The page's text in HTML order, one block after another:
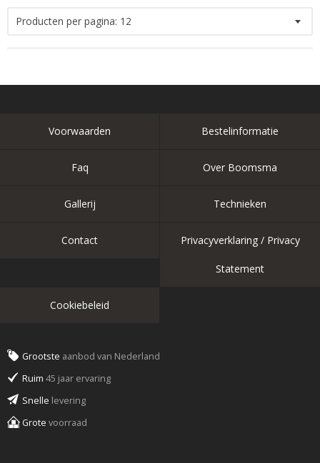
Producten per pagina: 12
Voorwaarden Bestelinformatie
Faq Over Boomsma
Gallerij Technieken
Contact Privacyverklaring / Privacy
Statement
Cookiebeleid
Grootste aanbod van Nederland
Ruim 45 jaar ervaring
Snelle levering
Grote voorraad